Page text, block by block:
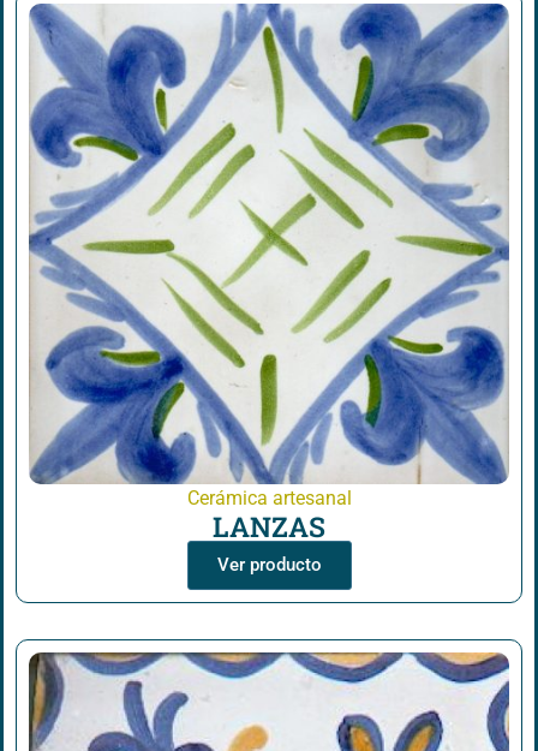
Cerámica artesanal
LANZAS
Ver producto